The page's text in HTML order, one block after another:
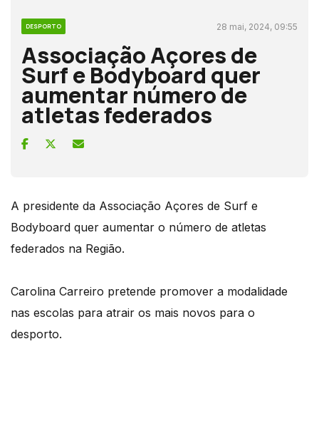
DESPORTO 28 mai, 2024, 09:55
Associação Açores de
Surf e Bodyboard quer
aumentar número de
atletas federados
A presidente da Associação Açores de Surf e
Bodyboard quer aumentar o número de atletas
federados na Região.
Carolina Carreiro pretende promover a modalidade
nas escolas para atrair os mais novos para o
desporto.